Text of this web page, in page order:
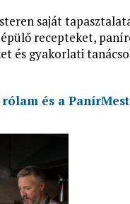
saját
recepteket,
és gyakorlati
rólam és a